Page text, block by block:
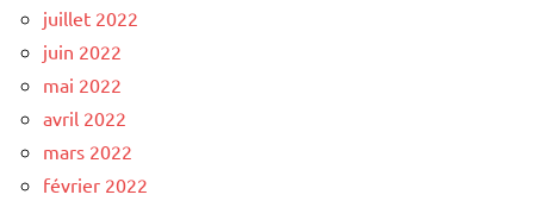
juillet 2022
juin 2022
mai 2022
avril 2022
mars 2022
février 2022